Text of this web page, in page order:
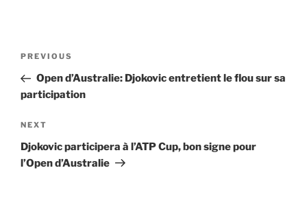
Previous
Post
PREVIOUS
Open d’Australie: Djokovic entretient le flou sur sa
participation
Next
Post
NEXT
Djokovic participera à l’ATP Cup, bon signe pour
l’Open d’Australie